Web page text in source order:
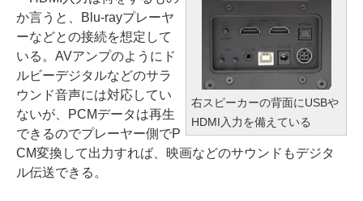
右スピーカーの背面にUSBや
HDMI入力を備えている
か言うと、Blu-rayプレーヤ
ーなどとの接続を想定して
いる。AVアンプのようにド
ルビーデジタルなどのサラ
ウンド音声には対応してい
ないが、PCMデータは再生
できるのでプレーヤー側でP
CM変換して出力すれば、映画などのサウンドもデジタ
ル伝送できる。